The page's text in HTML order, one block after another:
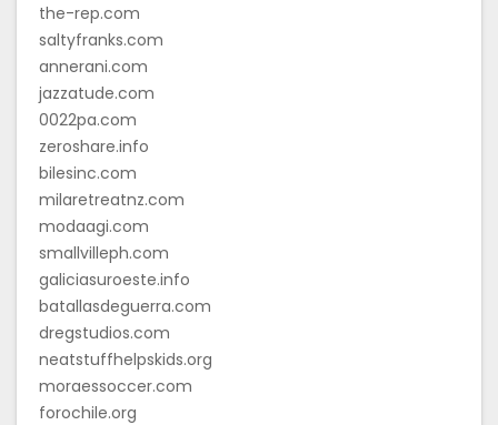
the-rep.com
saltyfranks.com
annerani.com
jazzatude.com
0022pa.com
zeroshare.info
bilesinc.com
milaretreatnz.com
modaagi.com
smallvilleph.com
galiciasuroeste.info
batallasdeguerra.com
dregstudios.com
neatstuffhelpskids.org
moraessoccer.com
forochile.org